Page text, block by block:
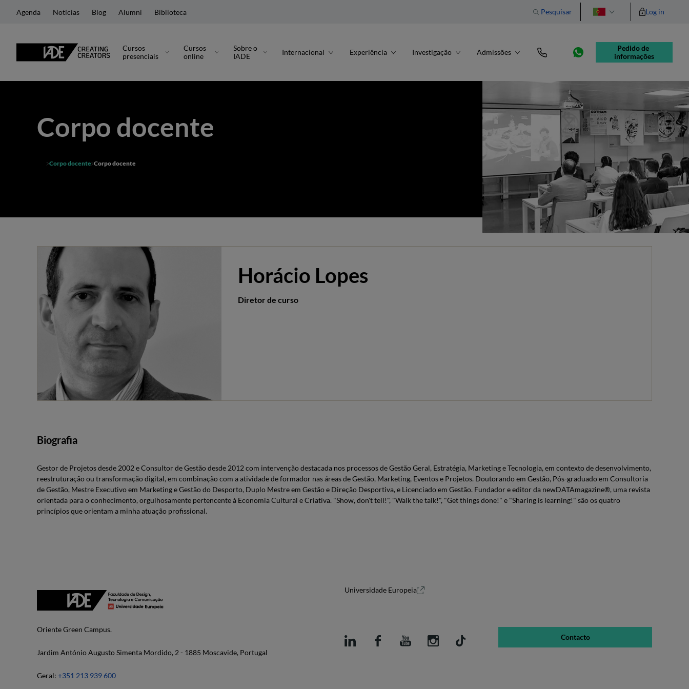
Agenda Notícias Blog Alumni Biblioteca
Pesquisar
English
Log in
Cursos
presenciais
Cursos
online
Sobre o
IADE
Internacional Experiência Investigação Admissões
Pedido de
informações
Corpo docente
Corpo docente Corpo docente
Horácio Lopes
Diretor de curso
Biografia
Gestor de Projetos desde 2002 e Consultor de Gestão desde 2012 com intervenção destacada nos processos de Gestão Geral, Estratégia, Marketing e Tecnologia, em contexto de desenvolvimento,
reestruturação ou transformação digital, em combinação com a atividade de formador nas áreas de Gestão, Marketing, Eventos e Projetos. Doutorando em Gestão, Pós-graduado em Consultoria
de Gestão, Mestre Executivo em Marketing e Gestão do Desporto, Duplo Mestre em Gestão e Direção Desportiva, e Licenciado em Gestão. Fundador e editor da newDATAmagazine®, uma revista
orientada para o conhecimento, orgulhosamente pertencente à Economia Cultural e Criativa. "Show, don't tell!", "Walk the talk!", "Get things done!" e "Sharing is learning!" são os quatro
princípios que orientam a minha atuação profissional.
Oriente Green Campus.
Jardim António Augusto Simenta Mordido, 2 - 1885 Moscavide, Portugal
Geral: +351 213 939 600
Universidade Europeia
Contacto